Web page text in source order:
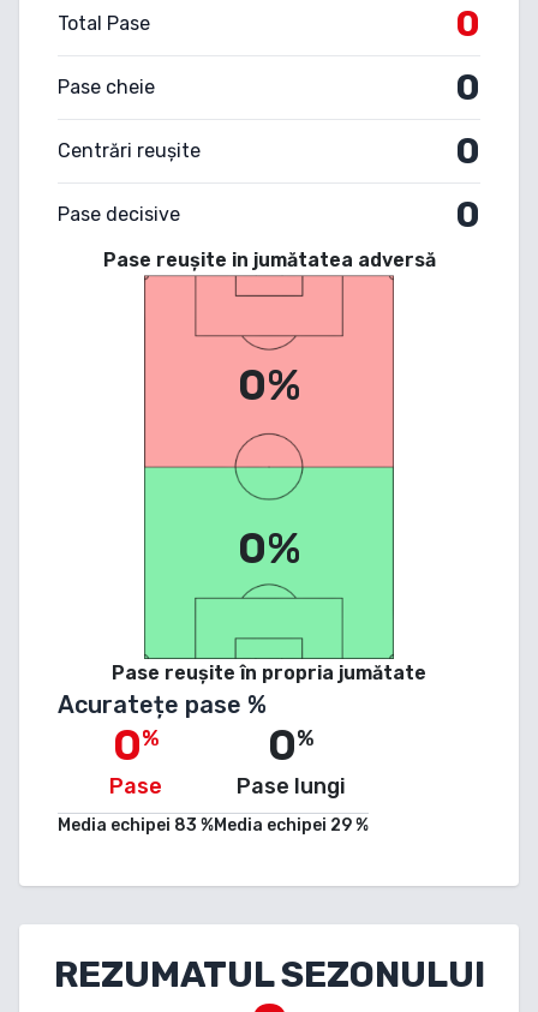
Total Pase 0
Pase cheie 0
Centrări reușite 0
Pase decisive 0
Pase reușite in jumătatea adversă
0%
0%
Pase reușite în propria jumătate
Acuratețe pase %
0%
Pase
Media echipei 83 %
0%
Pase lungi
Media echipei 29%
REZUMATUL SEZONULUI